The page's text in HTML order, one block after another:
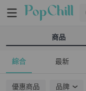
商品
綜合 最新
優惠商品 品牌